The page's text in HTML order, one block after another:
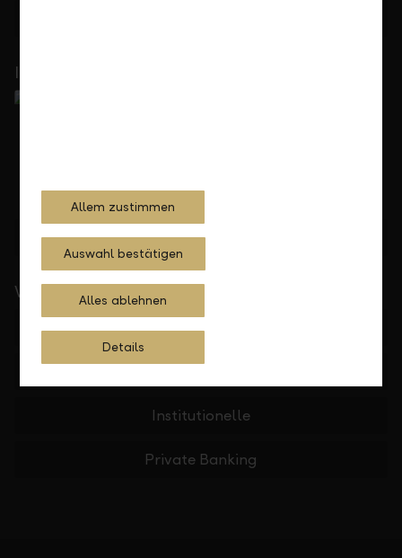
In Ihrer Nähe
Standorte finden
Wichtige Links
Private
Institutionelle
Private Banking
Allem zustimmen
Auswahl bestätigen
Alles ablehnen
Details